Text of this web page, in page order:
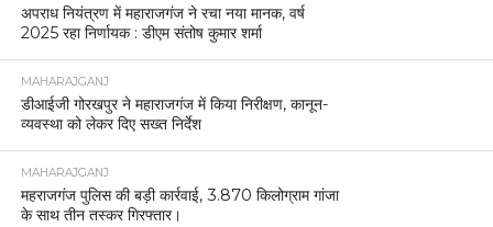
अपराध नियंत्रण में महाराजगंज ने रचा नया मानक, वर्ष
2025 रहा निर्णायक : डीएम संतोष कुमार शर्मा
MAHARAJGANJ
डीआईजी गोरखपुर ने महाराजगंज में किया निरीक्षण, कानून-
व्यवस्था को लेकर दिए सख्त निर्देश
MAHARAJGANJ
महराजगंज पुलिस की बड़ी कार्रवाई, 3.870 किलोग्राम गांजा
के साथ तीन तस्कर गिरफ्तार।